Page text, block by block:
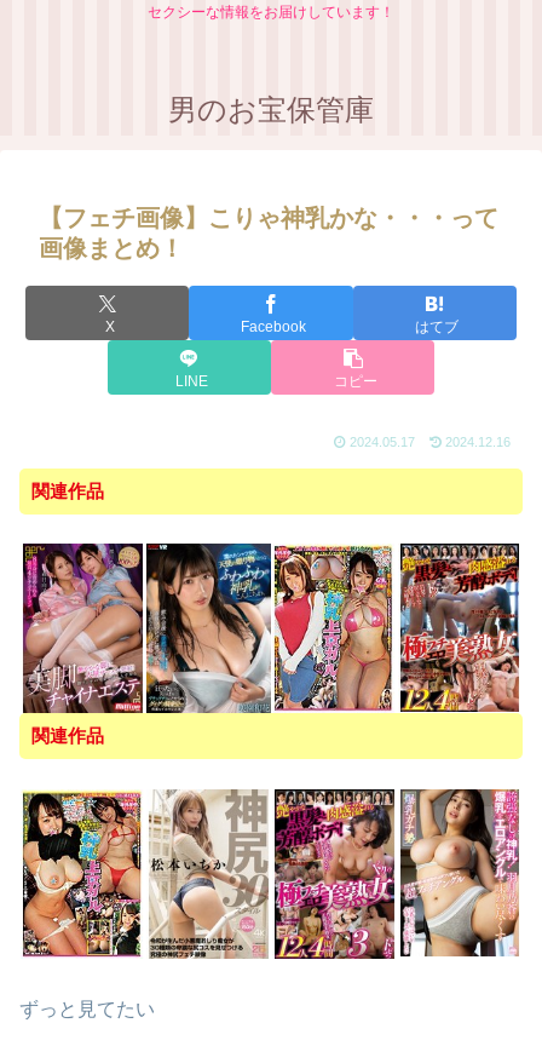
セクシーな情報をお届けしています！
男のお宝保管庫
【フェチ画像】こりゃ神乳かな・・・って
画像まとめ！
X Facebook はてブ
LINE コピー
2024.05.17 2024.12.16
関連作品
関連作品
ずっと見てたい